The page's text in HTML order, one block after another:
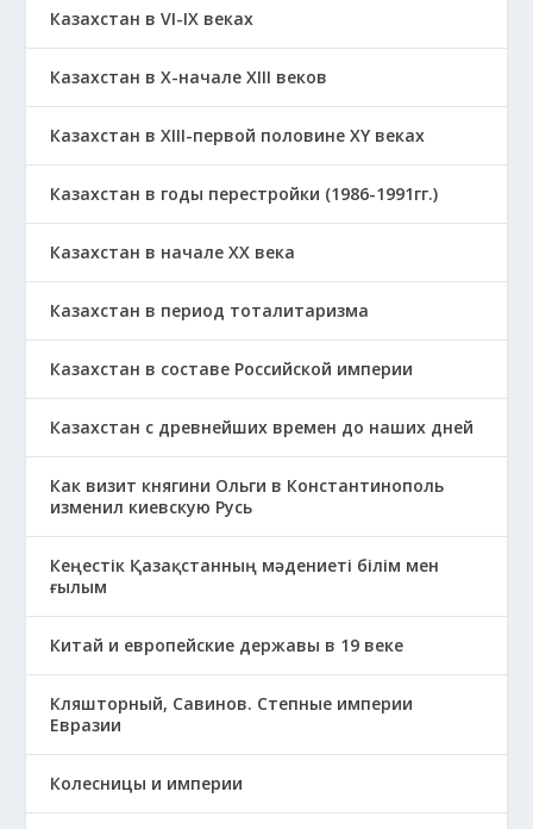
Казахстан в VI-IX веках
Казахстан в X-начале XIII веков
Казахстан в XIII-первой половине ХҮ веках
Казахстан в годы перестройки (1986-1991гг.)
Казахстан в начале ХХ века
Казахстан в период тоталитаризма
Казахстан в составе Российской империи
Казахстан с древнейших времен до наших дней
Как визит княгини Ольги в Константинополь
изменил киевскую Русь
Кеңестік Қазақстанның мәдениеті білім мен
ғылым
Китай и европейские державы в 19 веке
Кляшторный, Савинов. Степные империи
Евразии
Колесницы и империи